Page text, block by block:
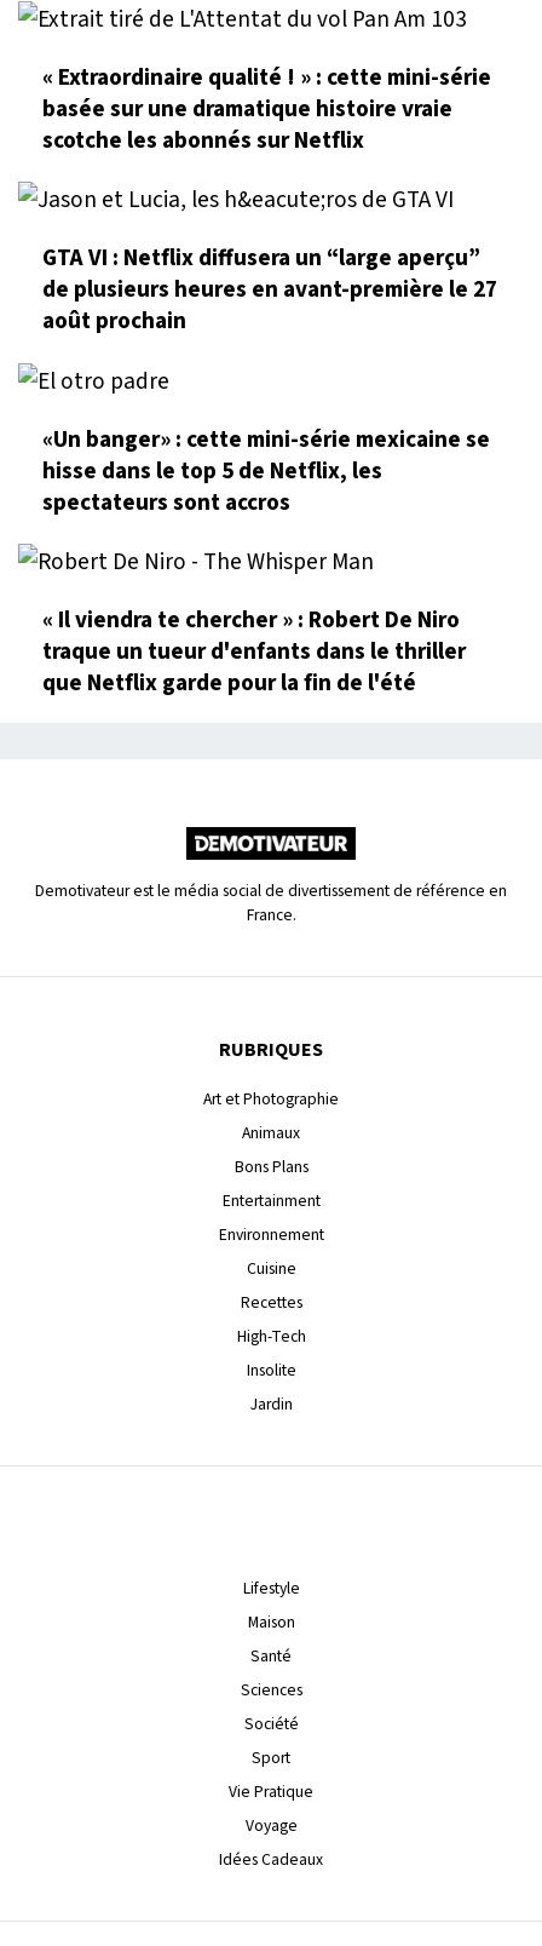
« Extraordinaire qualité ! » : cette mini-série
basée sur une dramatique histoire vraie
scotche les abonnés sur Netflix
GTA VI : Netflix diffusera un “large aperçu”
de plusieurs heures en avant-première le 27
août prochain
«Un banger» : cette mini-série mexicaine se
hisse dans le top 5 de Netflix, les
spectateurs sont accros
« Il viendra te chercher » : Robert De Niro
traque un tueur d'enfants dans le thriller
que Netflix garde pour la fin de l'été
Demotivateur est le média social de divertissement de référence en
France.
RUBRIQUES
Art et Photographie
Animaux
Bons Plans
Entertainment
Environnement
Cuisine
Recettes
High-Tech
Insolite
Jardin
Lifestyle
Maison
Santé
Sciences
Société
Sport
Vie Pratique
Voyage
Idées Cadeaux